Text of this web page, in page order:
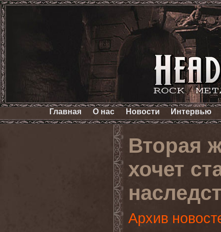
Главная О нас Новости Интервью
Вторая
хочет
Архив